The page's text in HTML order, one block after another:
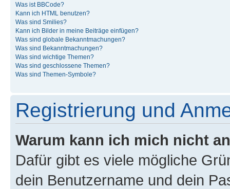
Was ist BBCode?
Kann ich HTML benutzen?
Was sind Smilies?
Kann ich Bilder in meine Beiträge einfügen?
Was sind globale Bekanntmachungen?
Was sind Bekanntmachungen?
Was sind wichtige Themen?
Was sind geschlossene Themen?
Was sind Themen-Symbole?
Registrierung und
Warum kann ich mich nicht
Dafür gibt es viele mögliche
dein Benutzername und dein